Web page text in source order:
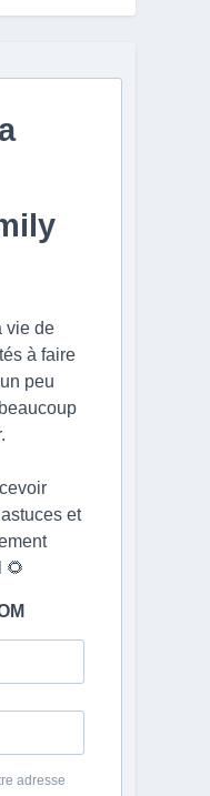
vie de
à faire
peu
et
🌻
adresse